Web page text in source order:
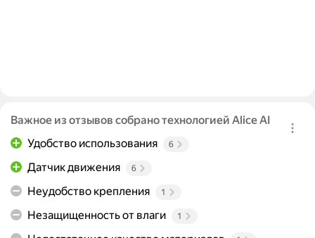
Важное из отзывов собрано технологией Alice AI
Удобство использования
6
Датчик движения 6
Неудобство крепления 1
Незащищенность от влаги 1